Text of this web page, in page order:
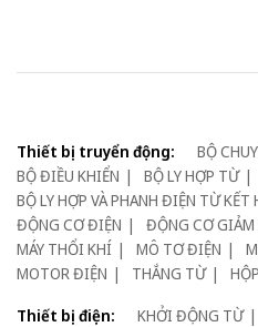
Thiết bị truyển động:
BỘ
BỘ ĐIỀU KHIỂN
BỘ LY HỢP TỪ
BỘ LY HỢP VÀ PHANH ĐIỆN TỪ KẾT
ĐỘNG CƠ ĐIỆN
ĐỘNG CƠ GIẢM
MÁY THỔI KHÍ
MÔ TƠ ĐIỆN
MOTOR ĐIỆN
THẮNG TỪ
Thiết bị điện:
KHỞI ĐỘNG TỪ